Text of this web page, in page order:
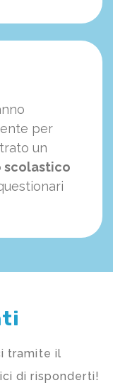
per
un
scolastico
tramite il
di risponderti!